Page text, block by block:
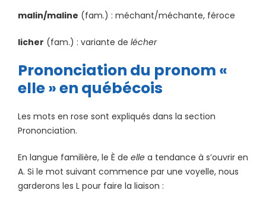
malin/maline (fam.) : méchant/méchante, féroce
licher (fam.) : variante de lécher
Prononciation du pronom «
elle » en québécois
Les mots en rose sont expliqués dans la section
Prononciation.
En langue familière, le È de elle a tendance à s’ouvrir en
A. Si le mot suivant commence par une voyelle, nous
garderons les L pour faire la liaison :